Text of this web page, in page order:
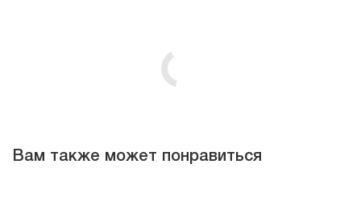
Вам также может понравиться